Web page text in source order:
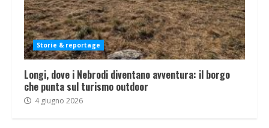
Storie & reportage
Longi, dove i Nebrodi diventano avventura: il borgo
che punta sul turismo outdoor
4 giugno 2026